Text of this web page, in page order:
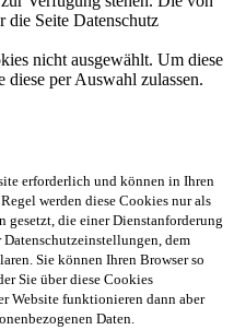
die Seite Datenschutz
nicht ausgewählt. Um diese
diese per Auswahl zulassen.
erforderlich und können in Ihren
werden diese Cookies nur als
die einer Dienstanforderung
Datenschutzeinstellungen, dem
Sie können Ihren Browser so
Sie über diese Cookies
Website funktionieren dann aber
Daten.